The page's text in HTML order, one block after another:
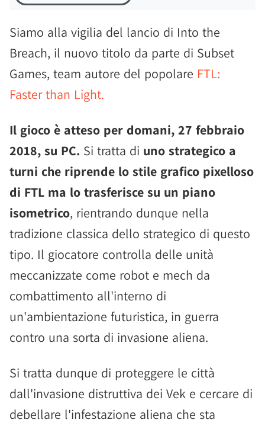
Siamo alla vigilia del lancio di Into the
Breach, il nuovo titolo da parte di Subset
Games, team autore del popolare FTL:
Faster than Light.
Il gioco è atteso per domani, 27 febbraio
2018, su PC. Si tratta di uno strategico a
turni che riprende lo stile grafico pixelloso
di FTL ma lo trasferisce su un piano
isometrico, rientrando dunque nella
tradizione classica dello strategico di questo
tipo. Il giocatore controlla delle unità
meccanizzate come robot e mech da
combattimento all'interno di
un'ambientazione futuristica, in guerra
contro una sorta di invasione aliena.
Si tratta dunque di proteggere le città
dall'invasione distruttiva dei Vek e cercare di
debellare l'infestazione aliena che sta